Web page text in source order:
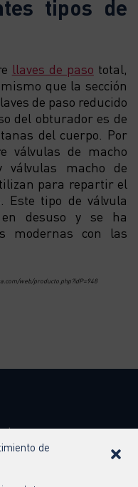
de
tipos de
llaves de paso total,
que la sección
de paso reducido
del obturador es de
del cuerpo. Por
válvulas de macho
macho de
para repartir el
Este tipo de válvula
desuso y se ha
modernas con las
web/producto.php?idP=948